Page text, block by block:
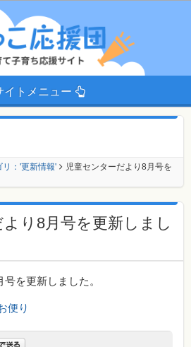
イトメニュー
リ：'更新情報'
児童センターだより8月号を
り8月号を更新しまし
を更新しました。
便り